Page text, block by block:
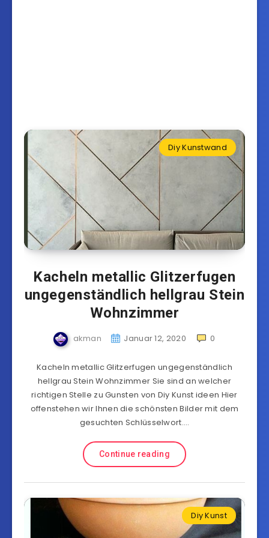
Diy Kunstwand
Kacheln metallic Glitzerfugen
ungegenständlich hellgrau Stein
Wohnzimmer
akman Januar 12, 2020 0
Kacheln metallic Glitzerfugen ungegenständlich
hellgrau Stein Wohnzimmer Sie sind an welcher
richtigen Stelle zu Gunsten von Diy Kunst ideen Hier
offenstehen wir Ihnen die schönsten Bilder mit dem
gesuchten Schlüsselwort….
Continue reading
Diy Kunst